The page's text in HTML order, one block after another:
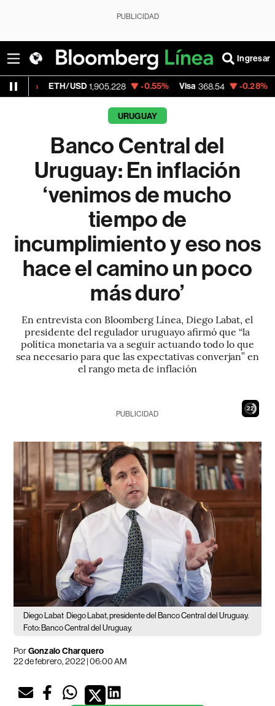
PUBLICIDAD
Ingresar
1,905.228 -0.55% Visa 368.54 -0.28%
URUGUAY
Banco Central del
Uruguay: En inflación
‘venimos de mucho
tiempo de
incumplimiento y eso nos
hace el camino un poco
más duro’
En entrevista con Bloomberg Línea, Diego Labat, el
presidente del regulador uruguayo afirmó que “la
política monetaria va a seguir actuando todo lo que
sea necesario para que las expectativas converjan” en
el rango meta de inflación
21
PUBLICIDAD
Diego Labat Diego Labat, presidente del Banco Central del Uruguay.
Foto: Banco Central del Uruguay.
PorGonzalo Charquero
22 de febrero, 2022 | 06:00 AM